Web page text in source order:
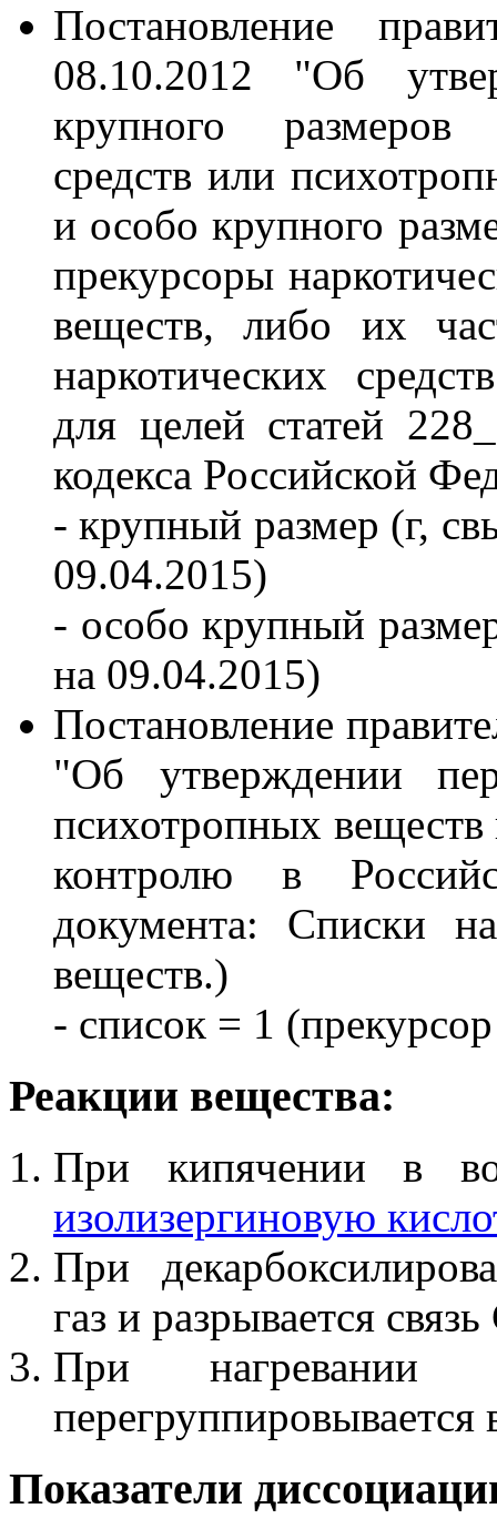
Постановление
08.10.2012 "Об
крупного размеров
средств или
и особо крупного
прекурсоры
веществ, либо их
наркотических
для целей статей
кодекса Российской
- крупный размер (г,
09.04.2015)
- особо крупный
на 09.04.2015)
Постановление
"Об утверждении
психотропных
контролю в
документа: Списки
веществ.)
- список = 1
Реакции вещества:
При кипячении в
изолизергиновую
При
газ и разрывается
При нагревании
перегруппировывается
Показатели